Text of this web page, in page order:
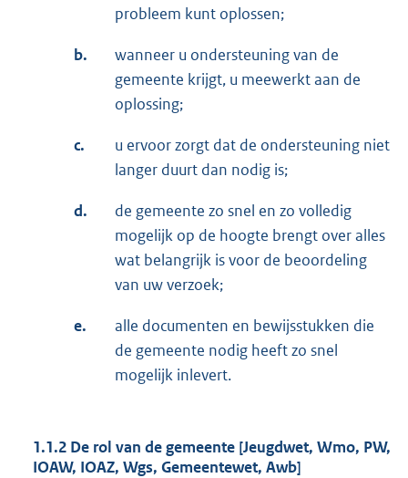
probleem kunt oplossen;
b.
wanneer u ondersteuning van de
gemeente krijgt, u meewerkt aan de
oplossing;
c.
u ervoor zorgt dat de ondersteuning niet
langer duurt dan nodig is;
d.
de gemeente zo snel en zo volledig
mogelijk op de hoogte brengt over alles
wat belangrijk is voor de beoordeling
van uw verzoek;
e.
alle documenten en bewijsstukken die
de gemeente nodig heeft zo snel
mogelijk inlevert.
1.1.2 De rol van de gemeente [Jeugdwet, Wmo, PW,
IOAW, IOAZ, Wgs, Gemeentewet, Awb]